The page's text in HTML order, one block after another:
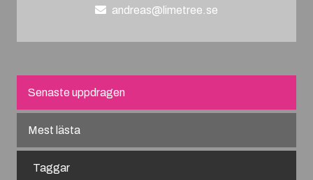
andreas@limetree.se
Senaste uppdragen
Mest lästa
Taggar